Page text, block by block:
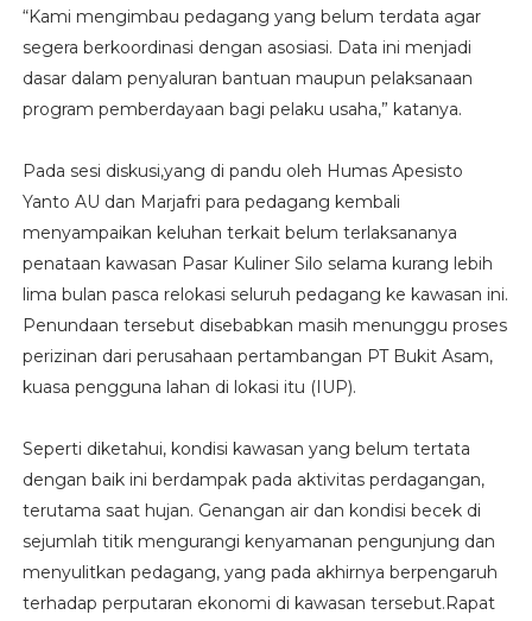
“Kami mengimbau pedagang yang belum terdata agar
segera berkoordinasi dengan asosiasi. Data ini menjadi
dasar dalam penyaluran bantuan maupun pelaksanaan
program pemberdayaan bagi pelaku usaha,” katanya.
Pada sesi diskusi,yang di pandu oleh Humas Apesisto
Yanto AU dan Marjafri para pedagang kembali
menyampaikan keluhan terkait belum terlaksananya
penataan kawasan Pasar Kuliner Silo selama kurang lebih
lima bulan pasca relokasi seluruh pedagang ke kawasan ini.
Penundaan tersebut disebabkan masih menunggu proses
perizinan dari perusahaan pertambangan PT Bukit Asam,
kuasa pengguna lahan di lokasi itu (IUP).
Seperti diketahui, kondisi kawasan yang belum tertata
dengan baik ini berdampak pada aktivitas perdagangan,
terutama saat hujan. Genangan air dan kondisi becek di
sejumlah titik mengurangi kenyamanan pengunjung dan
menyulitkan pedagang, yang pada akhirnya berpengaruh
terhadap perputaran ekonomi di kawasan tersebut.Rapat